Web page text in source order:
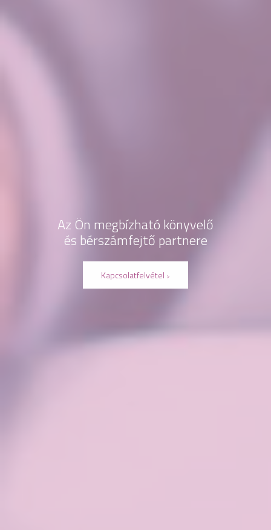
Az Ön megbízható könyvelő
és bérszámfejtő partnere
Kapcsolatfelvétel